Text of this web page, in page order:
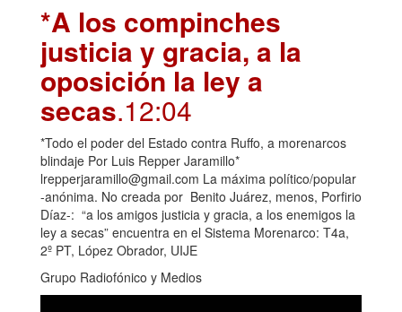
*A los compinches
justicia y gracia, a la
oposición la ley a
secas.12:04
*Todo el poder del Estado contra Ruffo, a morenarcos
blindaje Por Luis Repper Jaramillo*
lrepperjaramillo@gmail.com La máxima político/popular
-anónima. No creada por Benito Juárez, menos, Porfirio
Díaz-: “a los amigos justicia y gracia, a los enemigos la
ley a secas” encuentra en el Sistema Morenarco: T4a,
2º PT, López Obrador, UIJE
Grupo Radiofónico y Medios